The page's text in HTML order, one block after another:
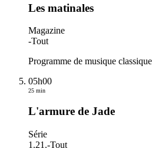
Les matinales
Magazine
-Tout
Programme de musique
05h00
25 min
L'armure de Jade
Série
1.21.-Tout